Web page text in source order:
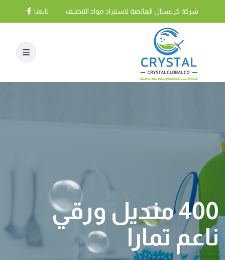
شركة كريستال العالمية لاستيراد مواد التنظيف تابعنا :
400 منديل ورقي
ناعم تمارا